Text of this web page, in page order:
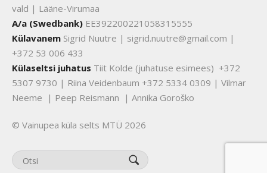
vald | Lääne-Virumaa
A/a (Swedbank) EE392200221058315555
Külavanem Sigrid Nuutre | sigrid.nuutre@gmail.com |
+372 53 006 433
Külaseltsi juhatus Tiit Kolde (juhatuse esimees) +372
5307 9730 | Riina Veidenbaum +372 5334 0309 | Vilmar
Neeme | Peep Reismann | Annika Goroško
© Vainupea küla selts MTÜ 2026